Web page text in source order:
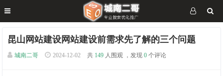
昆山网站建设网站建设前需求先了解的三个问题
城南二哥 2024-12-02 共 149 人围观 ，发现 0 个评论